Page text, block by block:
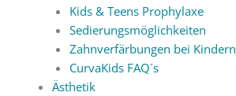
Kids & Teens Prophylaxe
Sedierungsmöglichkeiten
Zahnverfärbungen bei Kindern
CurvaKids FAQ´s
Ästhetik